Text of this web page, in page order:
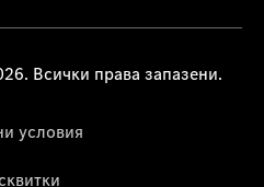
Всички права запазени.
условия